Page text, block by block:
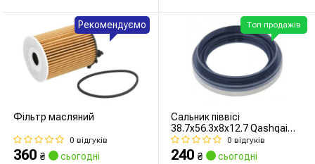
Фільтр масляний
0 відгуків
360 ₴ сьогодні
Рекомендуємо
Сальник піввісі
38.7x56.3x8x12.7 Qashqai
07-13
0 відгуків
240 ₴ сьогодні
Топ продажів